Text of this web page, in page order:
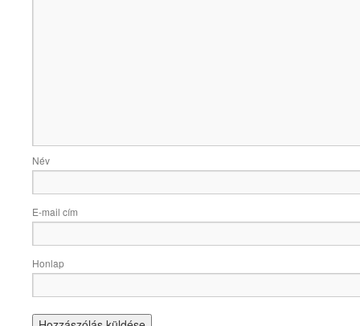
Név
E-mail cím
Honlap